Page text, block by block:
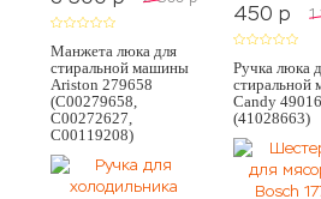
Манжета люка для
стиральной машины
Ariston 279658
(C00279658,
C00272627,
C00119208)
450 p 1
Ручка люка
стиральной
Candy
(41028663)